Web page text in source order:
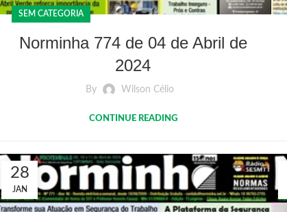
SEM CATEGORIA
Norminha 774 de 04 de Abril de
2024
By Wilson Célio
CONTINUE READING
28
JAN